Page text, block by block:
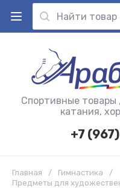
Спортивные товары
катания,
+7
Главная / Гимнастика
/
Предметы для